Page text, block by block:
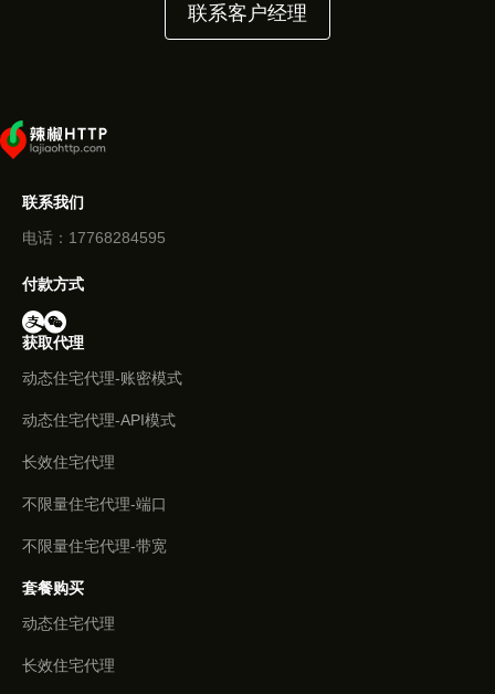
联系客户经理
联系我们
电话：17768284595
付款方式
获取代理
动态住宅代理-账密模式
动态住宅代理-API模式
长效住宅代理
不限量住宅代理-端口
不限量住宅代理-带宽
套餐购买
动态住宅代理
长效住宅代理